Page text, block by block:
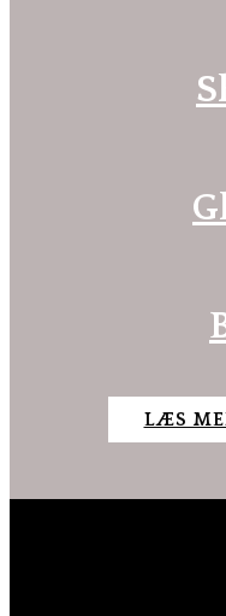
LÆS